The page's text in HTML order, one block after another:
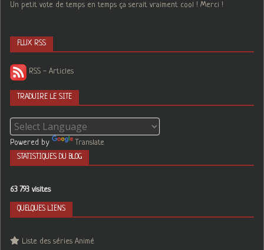
Un petit vote de temps en temps ça serait vraiment cool ! Merci !
FLUX RSS
RSS - Articles
TRADUIRE LE SITE
Powered by Translate
STATISTIQUES DU BLOG
63 793 visites
QUELQUES LIENS
Liste des séries Animé